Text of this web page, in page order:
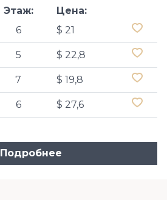
Этаж:
6
Цена:
$ 21
5 $ 22,8
7 $ 19,8
6 $ 27,6
Подробнее